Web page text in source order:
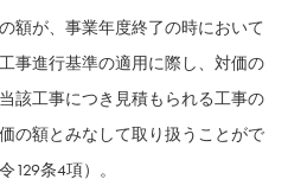
額が、事業年度終了の時において
事進行基準の適用に際し、対価の
該工事につき見積もられる工事の
の額とみなして取り扱うことがで
129条4項）。